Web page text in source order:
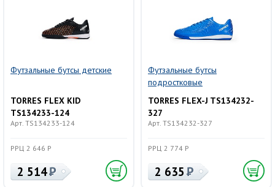
Футзальные бутсы детские
TORRES FLEX KID
TS134233-124
Арт. TS134233-124
РРЦ 2 646 Р
2 514
Футзальные бутсы
подростковые
TORRES FLEX-J TS134232-
327
Арт. TS134232-327
РРЦ 2 774 Р
2 635